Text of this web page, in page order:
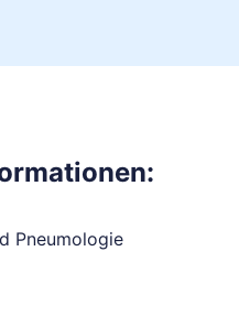
Pneumologie